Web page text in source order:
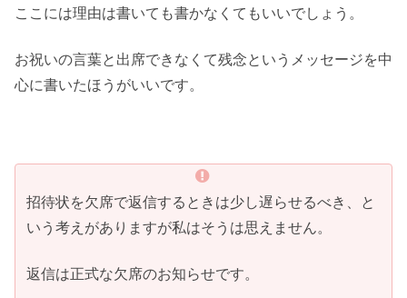
ここには理由は書いても書かなくてもいいでしょう。
お祝いの言葉と出席できなくて残念というメッセージを中
心に書いたほうがいいです。
招待状を欠席で返信するときは少し遅らせるべき、と
いう考えがありますが私はそうは思えません。
返信は正式な欠席のお知らせです。